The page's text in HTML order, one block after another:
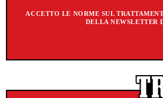
ACCETTO LE NORME SUL
DELLA NEWSLETTER